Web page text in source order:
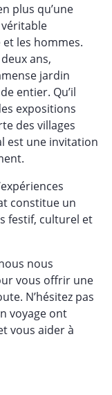
plus qu’une
les hommes.
ans,
jardin
entier. Qu’il
expositions
des villages
est une invitation
constitue un
festif, culturel et
nous
vous offrir une
N’hésitez pas
voyage ont
vous aider à